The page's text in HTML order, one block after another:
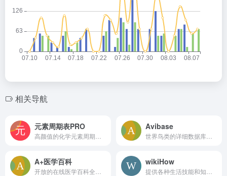
相关导航
元素周期表PRO Avibase
A+医学百科 wikiHow